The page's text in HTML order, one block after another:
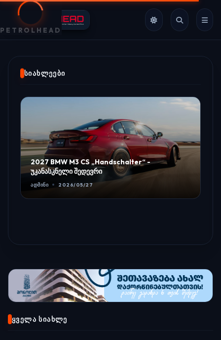
PETROLHEAD
ᲡᲘᲐᲮᲚᲔᲔᲑᲘ
2027 BMW M3 CS „Handschalter“ -
უკანასკნელი შედევრი
ᲐᲓᲛᲘᲜᲘ 2026/05/27
ᲧᲕᲔᲚᲐ ᲡᲘᲐᲮᲚᲔ